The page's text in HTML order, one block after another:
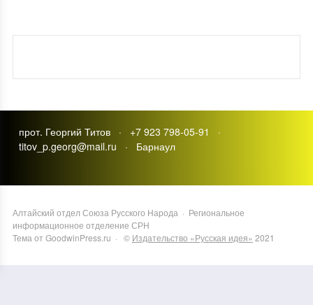
прот. Георгий Титов · +7 923 798-05-91 ·
titov_p.georg@mail.ru · Барнаул
Алтайский отдел Союза Русского Народа · Региональное
информационное отделение СРН
Тема от GoodwinPress.ru · © Издательство «Русская идея» 2021